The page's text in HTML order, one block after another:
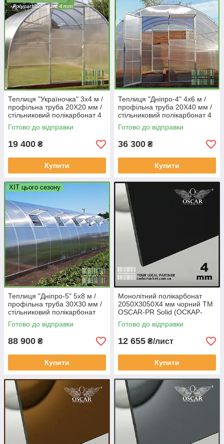
Теплиця "Україночка" 3х4 м /
профільна труба 20Х20 мм /
стільниковий полікарбонат 4
мм PREMIUM
Готово до відправки
19 400 ₴
Купити
Теплиця "Дніпро-4" 4х6 м /
профільна труба 20Х40 мм /
стільниковий полікарбонат 4
мм PREMIUM
Готово до відправки
36 300 ₴
Купити
ХІТ цього сезону
Теплиця "Дніпро-5" 5х8 м /
профільна труба 30Х30 мм /
стільниковий полікарбонат
PREMIUM 6 мм
Готово до відправки
88 900 ₴
Купити
Монолітний полікарбонат
2050Х3050Х4 мм чорний TM
OSCAR-PR Solid (ОСКАР-
Преміум) Сербія
Готово до відправки
12 655 ₴/лист
Купити